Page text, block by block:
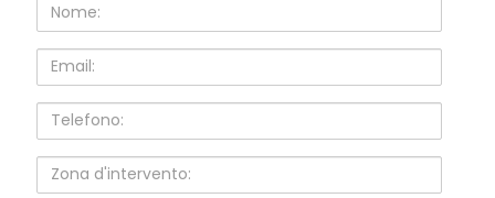
Email:
Telefono:
Zona
d'intervento: